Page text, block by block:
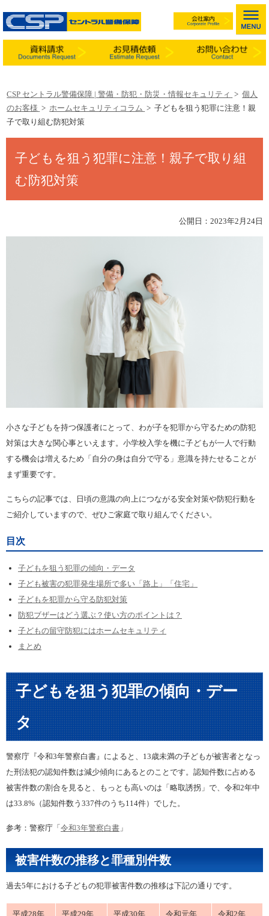
CSP セントラル警備保障 | 警備・防犯・防災・情報セキュリティ > 個人
のお客様 > ホームセキュリティコラム > 子どもを狙う犯罪に注意！親
子で取り組む防犯対策
子どもを狙う犯罪に注意！親子で取り組
む防犯対策
公開日：2023年2月24日
小さな子どもを持つ保護者にとって、わが子を犯罪から守るための防犯
対策は大きな関心事といえます。小学校入学を機に子どもが一人で行動
する機会は増えるため「自分の身は自分で守る」意識を持たせることが
まず重要です。
こちらの記事では、日頃の意識の向上につながる安全対策や防犯行動を
ご紹介していますので、ぜひご家庭で取り組んでください。
目次
子どもを狙う犯罪の傾向・データ
子ども被害の犯罪発生場所で多い「路上」「住宅」
子どもを犯罪から守る防犯対策
防犯ブザーはどう選ぶ？使い方のポイントは？
子どもの留守防犯にはホームセキュリティ
まとめ
子どもを狙う犯罪の傾向・デー
タ
警察庁『令和3年警察白書』によると、13歳未満の子どもが被害者となっ
た刑法犯の認知件数は減少傾向にあるとのことです。認知件数に占める
被害件数の割合を見ると、もっとも高いのは「略取誘拐」で、令和2年中
は33.8%（認知件数う337件のうち114件）でした。
参考：警察庁「 令和3年警察白書 」
被害件数の推移と罪種別件数
過去5年における子どもの犯罪被害件数の推移は下記の通りです。
平成28年 平成29年 平成30年 令和元年 令和2年